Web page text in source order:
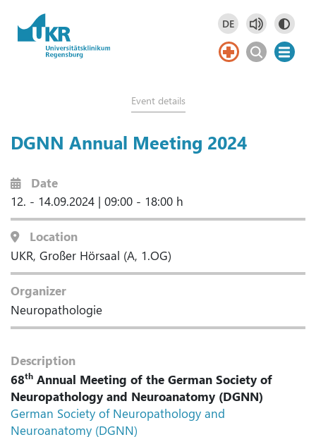
Springe zum Hauptinhalt DE
Deutsch
DE
Event details
DGNN Annual Meeting 2024
Date
12. - 14.09.2024 | 09:00 - 18:00 h
Location
UKR, Großer Hörsaal (A, 1.OG)
Organizer
Neuropathologie
Description
68th Annual Meeting of the German Society of
Neuropathology and Neuroanatomy (DGNN)
German Society of Neuropathology and
Neuroanatomy (DGNN)